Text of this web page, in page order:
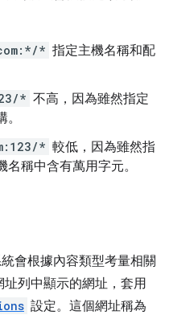
* 指定主機名稱和配
* 不高，因為雖然指定
* 較低，因為雖然指
稱中含有萬用字元。
會根據內容類型考量相關
列中顯示的網址，套用
設定。這個網址稱為